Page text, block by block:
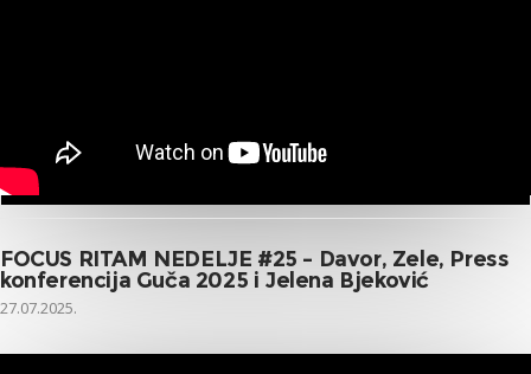
FOCUS RITAM NEDELJE #25 – Davor, Zele, Press
konferencija Guča 2025 i Jelena Bjeković
27.07.2025.